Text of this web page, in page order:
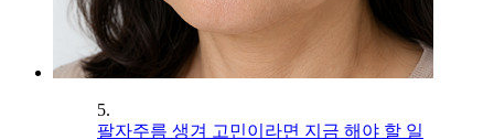
5.
팔자주름 생겨 고민이라면 지금 해야 할 일